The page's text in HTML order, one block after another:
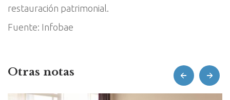
restauración patrimonial.
Fuente: Infobae
Otras notas prev next